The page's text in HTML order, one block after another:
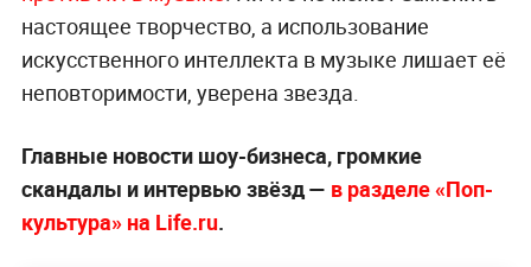
настоящее творчество, а использование
искусственного интеллекта в музыке лишает её
неповторимости, уверена звезда.
Главные новости шоу-бизнеса, громкие
скандалы и интервью звёзд — в разделе «Поп-
культура» на Life.ru.